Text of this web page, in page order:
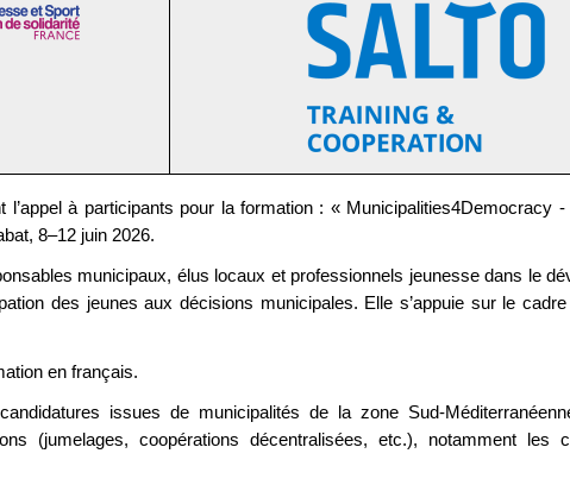
l’appel à participants pour la formation : « Municipalities4Democracy
8–12 juin 2026.
municipaux, élus locaux et professionnels jeunesse dans le
des jeunes aux décisions municipales. Elle s’appuie sur le
en français.
issues de municipalités de la zone Sud-
(jumelages, coopérations décentralisées, etc.), notamment les